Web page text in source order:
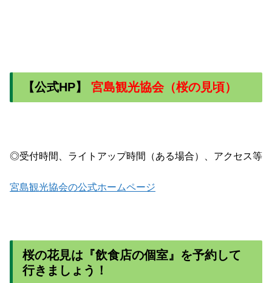
【公式HP】 宮島観光協会（桜の見頃）
◎受付時間、ライトアップ時間（ある場合）、アクセス等
宮島観光協会の公式ホームページ
桜の花見は『飲食店の個室』を予約して
行きましょう！